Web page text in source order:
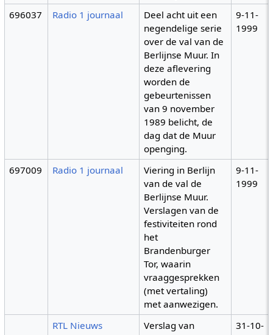
696037 Radio 1 journaal
Deel acht uit een
negendelige serie
over de val van de
Berlijnse Muur. In
deze aflevering
worden de
gebeurtenissen
van 9 november
1989 belicht, de
dag dat de Muur
openging.
9-11-
1999
697009 Radio 1 journaal
Viering in Berlijn
van de val de
Berlijnse Muur.
Verslagen van de
festiviteiten rond
het
Brandenburger
Tor, waarin
vraaggesprekken
(met vertaling)
met aanwezigen.
9-11-
1999
RTL Nieuws
Verslag van
31-10-